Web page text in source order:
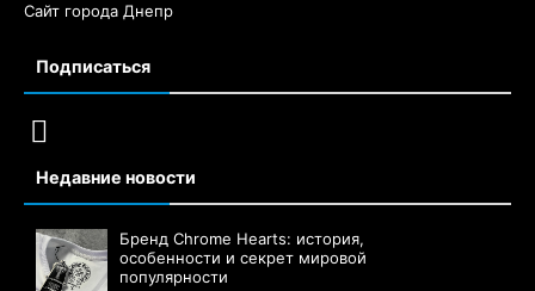
Сайт города Днепр
Подписаться
Недавние новости
Бренд Chrome Hearts: история,
особенности и секрет мировой
популярности